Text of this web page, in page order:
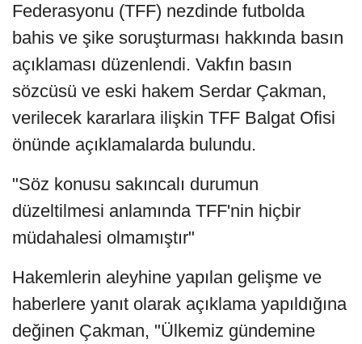
Federasyonu (TFF) nezdinde futbolda
bahis ve şike soruşturması hakkında basın
açıklaması düzenlendi. Vakfın basın
sözcüsü ve eski hakem Serdar Çakman,
verilecek kararlara ilişkin TFF Balgat Ofisi
önünde açıklamalarda bulundu.
"Söz konusu sakıncalı durumun
düzeltilmesi anlamında TFF'nin hiçbir
müdahalesi olmamıştır"
Hakemlerin aleyhine yapılan gelişme ve
haberlere yanıt olarak açıklama yapıldığına
değinen Çakman, "Ülkemiz gündemine